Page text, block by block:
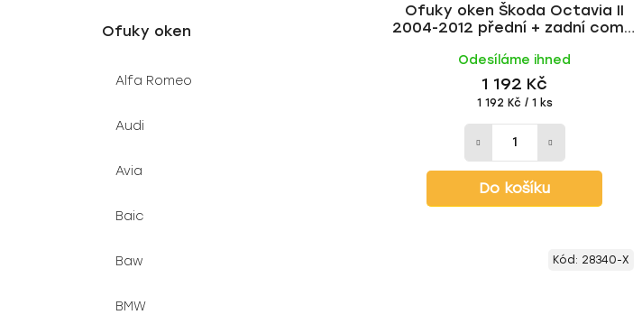
Ofuky oken
Alfa Romeo
Audi
Avia
Baic
Baw
BMW
u
k
Ofuky oken Škoda Octavia II
2004-2012 přední + zadní combi
Odesíláme ihned
1 192 Kč
Měrná
1 192 Kč / 1 ks
Do košíku
Kód: 28340-X